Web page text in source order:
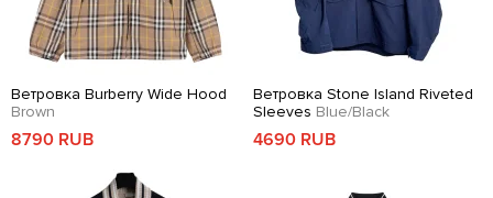
Ветровка Burberry Wide Hood
Brown
8790 RUB
Ветровка Stone Island Riveted
Sleeves Blue/Black
4690 RUB